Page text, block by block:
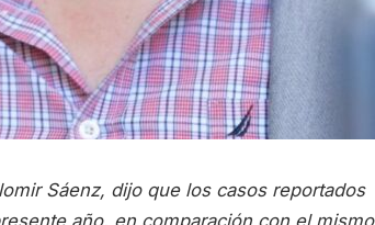
Sáenz, dijo que los casos reportados
año, en comparación con el mismo